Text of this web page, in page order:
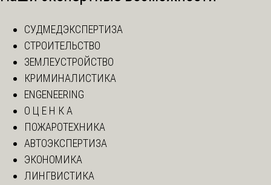
СУДМЕДЭКСПЕРТИЗА
СТРОИТЕЛЬСТВО
ЗЕМЛЕУСТРОЙСТВО
КРИМИНАЛИСТИКА
ENGENEERING
О Ц Е Н К А
ПОЖАРОТЕХНИКА
АВТОЭКСПЕРТИЗА
ЭКОНОМИКА
ЛИНГВИСТИКА